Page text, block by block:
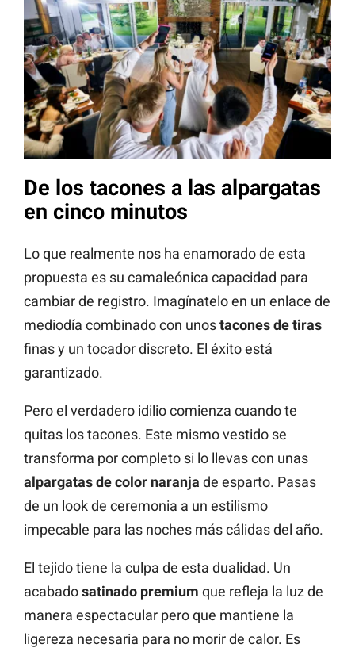
De los tacones a las alpargatas
en cinco minutos
Lo que realmente nos ha enamorado de esta
propuesta es su camaleónica capacidad para
cambiar de registro. Imagínatelo en un enlace de
mediodía combinado con unostacones de tiras
finas y un tocador discreto. El éxito está
garantizado.
Pero el verdadero idilio comienza cuando te
quitas los tacones. Este mismo vestido se
transforma por completo si lo llevas con unas
alpargatas de color naranja de esparto. Pasas
de un look de ceremonia a un estilismo
impecable para las noches más cálidas del año.
El tejido tiene la culpa de esta dualidad. Un
acabadosatinado premium que refleja la luz de
manera espectacular pero que mantiene la
ligereza necesaria para no morir de calor. Es